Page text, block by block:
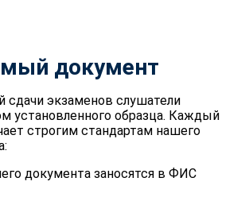
документ
сдачи экзаменов слушатели
установленного образца. Каждый
строгим стандартам нашего
документа заносятся в ФИС